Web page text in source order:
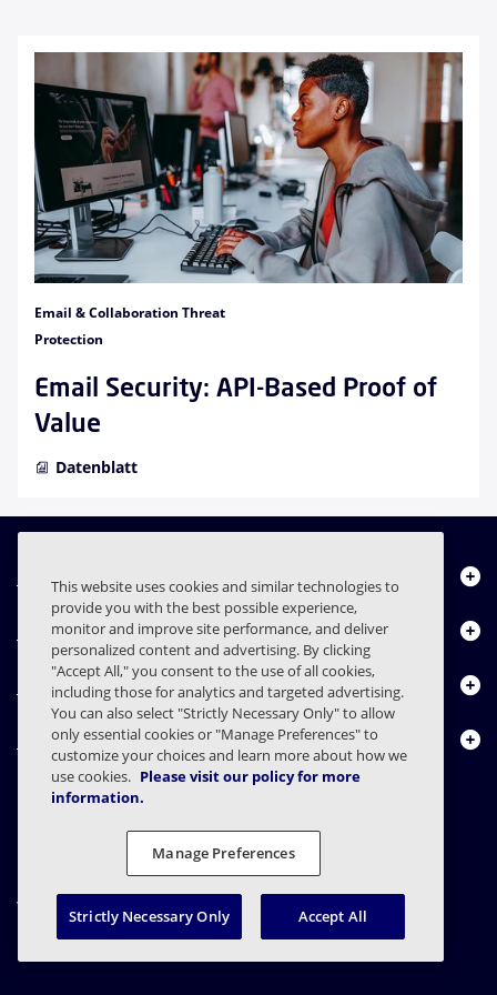
Email & Collaboration Threat
Protection
Email Security: API-Based Proof of
Value
Datenblatt
Über uns
Produkte
Ressourcencenter
Kontakt
Datenschutzerklärung
Recht
Einstellungen für den Datenschutz
Verantwortungsvolle Offenlegung
© 2003 - 2026 Mimecast Services Limited
This website uses cookies and similar technologies to
provide you with the best possible experience,
monitor and improve site performance, and deliver
personalized content and advertising. By clicking
"Accept All," you consent to the use of all cookies,
including those for analytics and targeted advertising.
You can also select "Strictly Necessary Only" to allow
only essential cookies or "Manage Preferences" to
customize your choices and learn more about how we
use cookies. Please visit our policy for more
information.
Manage Preferences
Strictly Necessary Only Accept All